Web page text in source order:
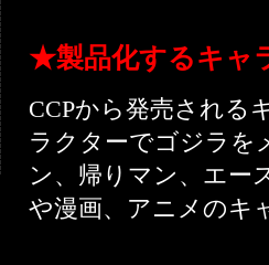
★製品化するキャ
CCPから発売される
ラクターでゴジラを
ン、帰りマン、エー
や漫画、アニメのキ